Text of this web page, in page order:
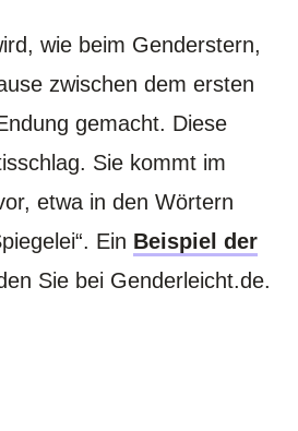
wie beim Genderstern,
zwischen dem ersten
gemacht. Diese
Sie kommt im
etwa in den Wörtern
Ein Beispiel der
Sie bei Genderleicht.de.